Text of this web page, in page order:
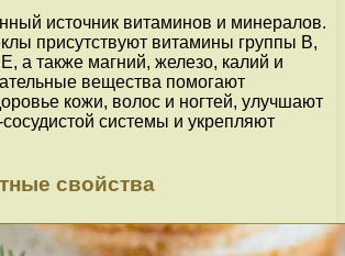
источник витаминов и минералов.
присутствуют витамины группы В,
а также магний, железо, калий и
вещества помогают
кожи, волос и ногтей, улучшают
системы и укрепляют
свойства